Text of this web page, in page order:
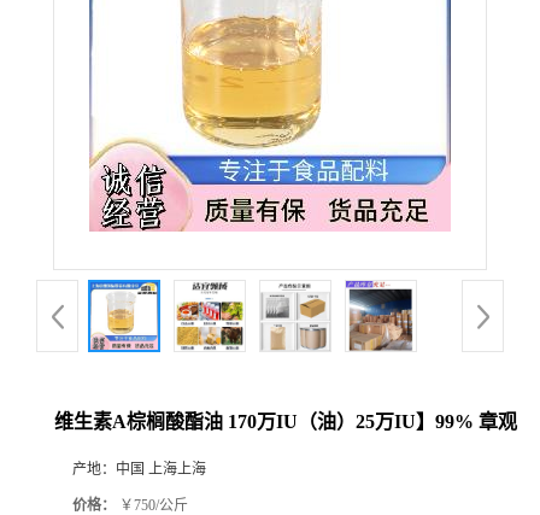
维生素A棕榈酸酯油 170万IU（油）25万IU】99% 章观
产地： 中国 上海上海
价格： ￥750/公斤